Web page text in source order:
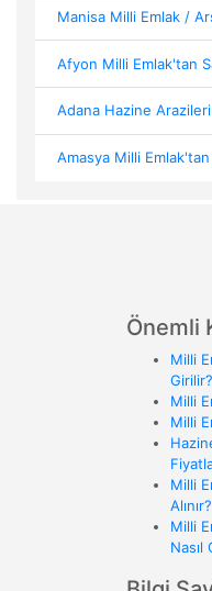
Manisa Milli Emlak /
Afyon Milli Emlak'tan
Adana Hazine
Amasya Milli Emlak'tan
Önemli
Milli
Girilir?
Milli
Milli
Milli
Alınır?
Milli
Nasıl